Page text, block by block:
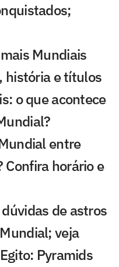
Mundiais
história e títulos
o que acontece
entre
Confira horário e
de astros
veja
Pyramids